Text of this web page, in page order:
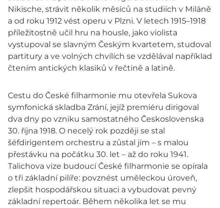
Nikische, strávit několik měsíců na studiích v Miláně
a od roku 1912 vést operu v Plzni. V letech 1915–1918
příležitostně učil hru na housle, jako violista
vystupoval se slavným Českým kvartetem, studoval
partitury a ve volných chvílích se vzdělával například
čtením antických klasiků v řečtině a latině.
Cestu do České filharmonie mu otevřela Sukova
symfonická skladba Zrání, jejíž premiéru dirigoval
dva dny po vzniku samostatného Československa
30. října 1918. O necelý rok později se stal
šéfdirigentem orchestru a zůstal jím – s malou
přestávku na počátku 30. let – až do roku 1941.
Talichova vize budoucí České filharmonie se opírala
o tři základní pilíře: povznést uměleckou úroveň,
zlepšit hospodářskou situaci a vybudovat pevný
základní repertoár. Během několika let se mu